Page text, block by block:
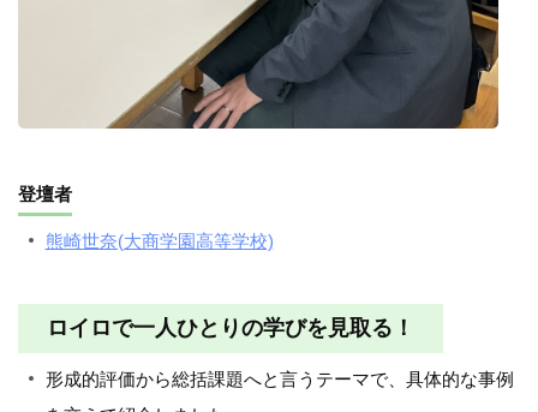
登壇者
熊崎世奈(大商学園高等学校)
ロイロで一人ひとりの学びを見取る！
形成的評価から総括課題へと言うテーマで、具体的な事例